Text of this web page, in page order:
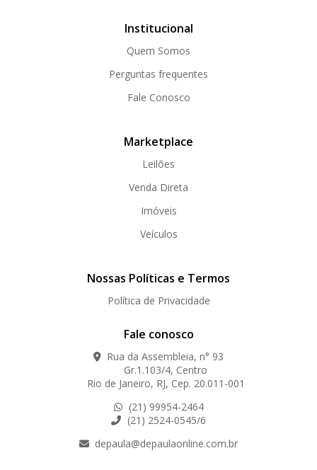
Institucional
Quem Somos
Perguntas frequentes
Fale Conosco
Marketplace
Leilões
Venda Direta
Imóveis
Veículos
Nossas Políticas e Termos
Política de Privacidade
Fale conosco
Rua da Assembleia, n° 93
Gr.1.103/4, Centro
Rio de Janeiro, RJ, Cep. 20.011-001
(21) 99954-2464
(21) 2524-0545/6
depaula@depaulaonline.com.br